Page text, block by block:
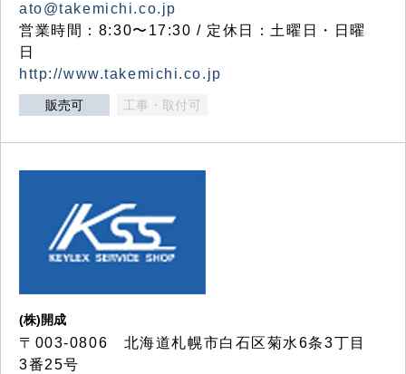
ato@takemichi.co.jp
営業時間：8:30〜17:30 / 定休日：土曜日・日曜
日
http://www.takemichi.co.jp
販売可 工事・取付可
(株)開成
〒003-0806 北海道札幌市白石区菊水6条3丁目
3番25号